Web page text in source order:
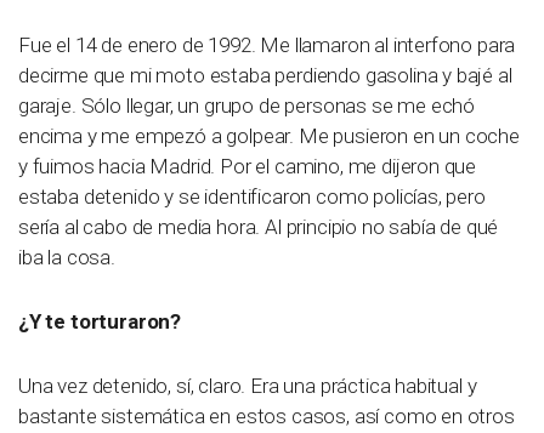
Fue el 14 de enero de 1992. Me llamaron al interfono para
decirme que mi moto estaba perdiendo gasolina y bajé al
garaje. Sólo llegar, un grupo de personas se me echó
encima y me empezó a golpear. Me pusieron en un coche
y fuimos hacia Madrid. Por el camino, me dijeron que
estaba detenido y se identificaron como policías, pero
sería al cabo de media hora. Al principio no sabía de qué
iba la cosa.
¿Y te torturaron?
Una vez detenido, sí, claro. Era una práctica habitual y
bastante sistemática en estos casos, así como en otros